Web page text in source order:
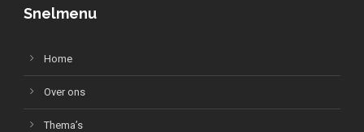
Snelmenu
Home
Over ons
Thema’s